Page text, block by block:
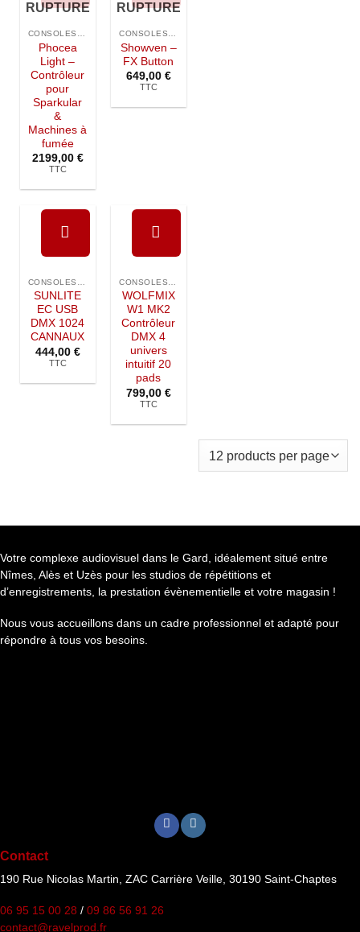
la liste de
souhaits
RUPTURE
DE STOCK
Phocea
Light –
Contrôleur
pour
Sparkular
&
Machines à
fumée
2199,00 €
TTC
la liste de
souhaits
RUPTURE
DE STOCK
Showven –
FX Button
649,00 €
TTC
la liste de
souhaits
SUNLITE
EC USB
DMX 1024
CANNAUX
444,00 €
TTC
la liste de
souhaits
WOLFMIX
W1 MK2
Contrôleur
DMX 4
univers
intuitif 20
pads
799,00 €
TTC
Votre complexe audiovisuel dans le Gard, idéalement situé entre
Nîmes, Alès et Uzès pour les studios de répétitions et
d’enregistrements, la prestation évènementielle et votre magasin !
Nous vous accueillons dans un cadre professionnel et adapté pour
répondre à tous vos besoins.
Contact
190 Rue Nicolas Martin, ZAC Carrière Veille, 30190 Saint-Chaptes
06 95 15 00 28 / 09 86 56 91 26
contact@ravelprod.fr